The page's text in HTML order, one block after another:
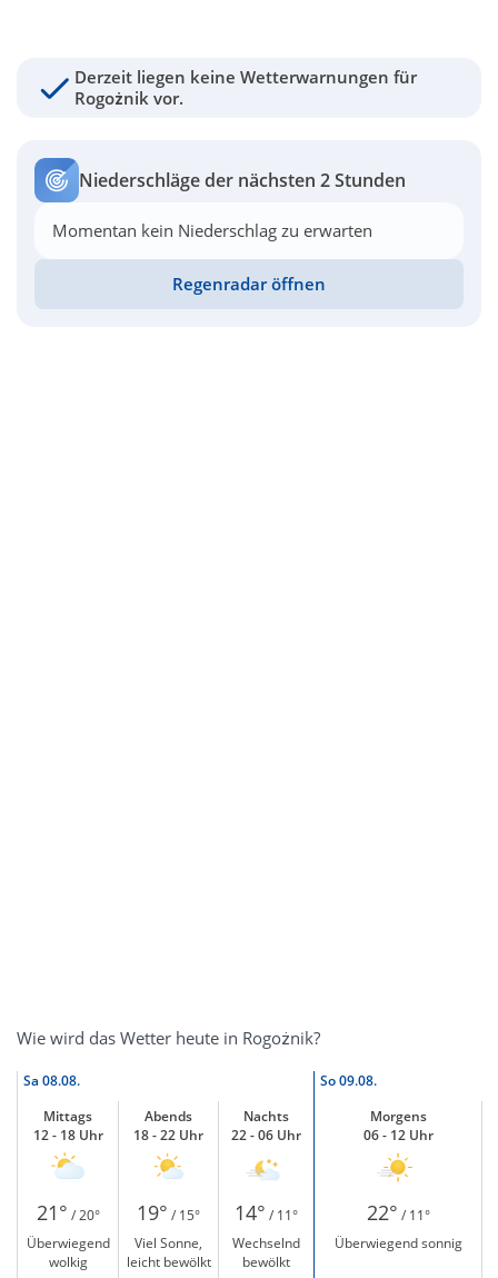
Derzeit liegen keine Wetterwarnungen für
Rogożnik vor.
Niederschläge der nächsten 2 Stunden
Momentan kein Niederschlag zu erwarten
Regenradar öffnen
Wie wird das Wetter heute in Rogożnik?
Sa 08.08. So09.08.
Mittags
12 - 18 Uhr
Abends
18 - 22 Uhr
Nachts
22 - 06 Uhr
Morgens
06 - 12 Uhr
21° / 20° 19° / 15° 14° / 11° 22° / 11°
Überwiegend
wolkig
Viel Sonne,
leicht bewölkt
Wechselnd
bewölkt
Überwiegend sonnig